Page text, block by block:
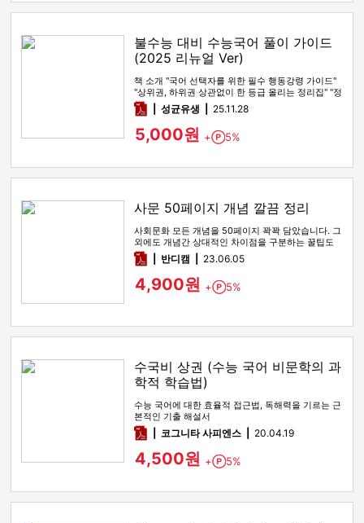
불수능 대비 수능국어 풀이 가이드
(2025 리뉴얼 Ver)
책 소개 "국어 선택자를 위한 필수 행동강령 가이드"
"상위권, 하위권 상관없이 한 등급 올리는 정리집" "정
시파이터 적극 …
pdf성균유생 25.11.28
5,000원 + Point
5%
사문 50페이지 개념 깔끔 정리
사회문화 모든 개념을 50페이지 꽉꽉 담았습니다. 그
외에도 개념간 상대적인 차이점을 구분하는 꿀팁도
함께 있습니다
pdf반디캠 23.06.05
4,900원 + Point
5%
수국비 상권 (수능 국어 비문학의 과
학적 학습법)
수능 국어에 대한 효율적 접근법, 독해력을 기르는 근
본적인 기출 해설서
pdf코그니타 사피엔스 20.04.19
4,500원 + Point
5%